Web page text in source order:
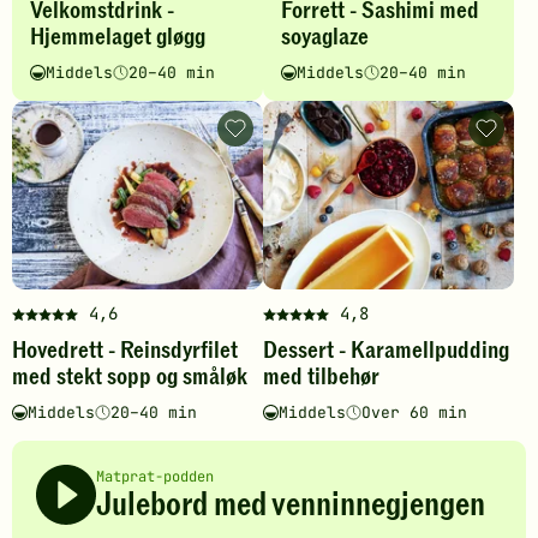
oppskriften
har
fått
5
av
5
stjerner.
Klikk
for
å
gi
din
vurdering.
Velkomstdrink -
Hjemmelaget gløgg
Vanskelighetsgrad
Middels
Tilberedningstid20–40 min
oppskriften
har
fått
5
av
5
stjerner.
Klikk
for
å
gi
din
vurdering.
Forrett - Sashimi med
soyaglaze
Vanskelighetsgrad
Middels
Tilberedningstid20–40 min
4,6
Denne
oppskriften
har
fått
5
av
stjerner.
Klikk
Hovedrett - Reinsdyrfilet
med stekt sopp og småløk
Vanskelighetsgrad
Middels
Tilberedningstid20–40 min
Reinsdyrfilet
med
stekt
sopp
og
småløk
-
legg
til
4,8
Denne
oppskriften
har
fått
5
stjerner.
Dessert - Karamellpudding
med tilbehør
Vanskelighetsgrad
Middels
TilberedningstidOver 60 min
med
tilbehør
-
legg
til
Matprat-podden
Julebord med venninnegjengen